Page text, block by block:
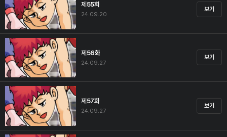
제55화
24.09.20
보기
제56화
24.09.27
보기
제57화
24.09.27
보기